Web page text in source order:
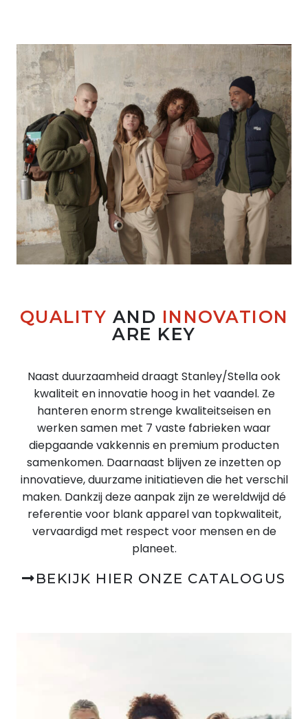
QUALITY AND INNOVATION
ARE KEY
Naast duurzaamheid draagt Stanley/Stella ook
kwaliteit en innovatie hoog in het vaandel. Ze
hanteren enorm strenge kwaliteitseisen en
werken samen met 7 vaste fabrieken waar
diepgaande vakkennis en premium producten
samenkomen. Daarnaast blijven ze inzetten op
innovatieve, duurzame initiatieven die het verschil
maken. Dankzij deze aanpak zijn ze wereldwijd dé
referentie voor blank apparel van topkwaliteit,
vervaardigd met respect voor mensen en de
planeet.
BEKIJK HIER ONZE CATALOGUS